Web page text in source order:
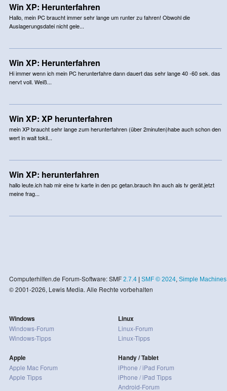
Win XP: Herunterfahren
Hallo, mein PC braucht immer sehr lange um runter zu fahren! Obwohl die
Auslagerungsdatei nicht gele...
Win XP: Herunterfahren
Hi immer wenn ich mein PC herunterfahre dann dauert das sehr lange 40 -60 sek. das
nervt voll. Weiß...
Win XP: XP herunterfahren
mein XP braucht sehr lange zum herunterfahren (über 2minuten)habe auch schon den
wert in wait tokil...
Win XP: herunterfahren
hallo leute.ich hab mir eine tv karte in den pc getan.brauch ihn auch als tv gerät.jetzt
meine frag...
Computerhilfen.de Forum-Software: SMF 2.7.4| SMF © 2024, Simple Machines
© 2001-2026, Lewis Media. Alle Rechte vorbehalten
Windows
Windows-Forum
Windows-Tipps
Apple
Apple Mac Forum
Apple Tipps
Linux
Linux-Forum
Linux-Tipps
Handy / Tablet
iPhone / iPad Forum
iPhone / iPad Tipps
Android-Forum